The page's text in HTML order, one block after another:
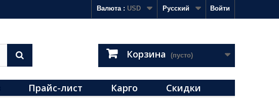
Войти
Русский
Валюта : USD
Корзина (пусто)
Прайс-лист Карго Скидки